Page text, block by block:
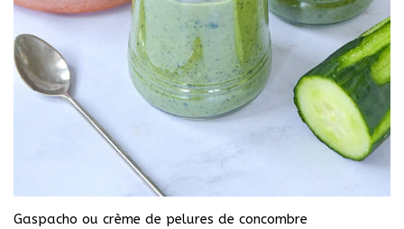
Gaspacho ou crème de pelures de concombre